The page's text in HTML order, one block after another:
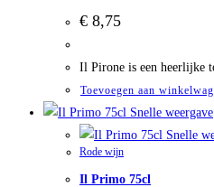
€ 8,75
Il Pirone is een heerlijke
Toevoegen aan
Snelle weergave
Snelle
Rode wijn
Il Primo 75cl